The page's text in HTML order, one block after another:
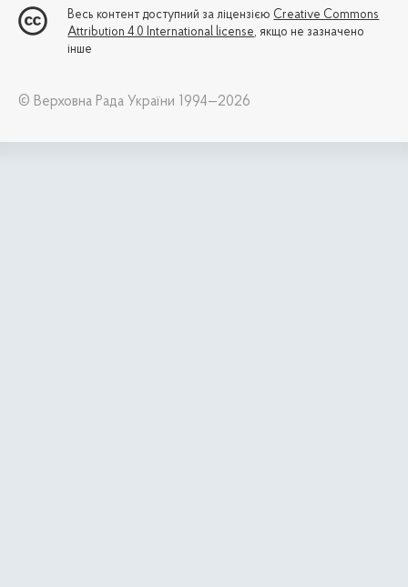
Весь контент доступний за ліцензією Creative Commons
Attribution 4.0 International license, якщо не зазначено
інше
© Верховна Рада України 1994—2026